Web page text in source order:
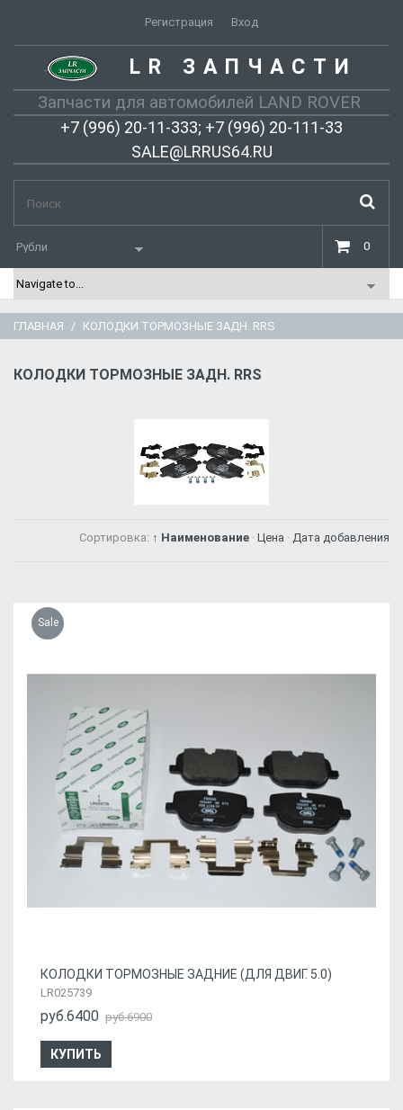
Регистрация Вход
- LR ЗАПЧАСТИ
Запчасти для автомобилей LAND ROVER
+7 (996) 20-11-333; +7 (996) 20-111-33
SALE@LRRUS64.RU
0
ГЛАВНАЯ КОЛОДКИ ТОРМОЗНЫЕ ЗАДН. RRS
КОЛОДКИ ТОРМОЗНЫЕ ЗАДН. RRS
Сортировка: ↑ Наименование · Цена · Дата добавления
Sale
КОЛОДКИ ТОРМОЗНЫЕ ЗАДНИЕ (ДЛЯ ДВИГ. 5.0)
LR025739
руб.6400 руб.6900
КУПИТЬ